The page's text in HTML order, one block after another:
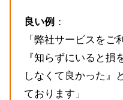
良い例 ：
「弊社サービスをご
『知らずにいると損
しなくて良かった』
ております」